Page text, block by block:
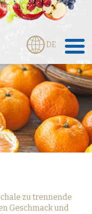
DE
zu trennende
Geschmack und